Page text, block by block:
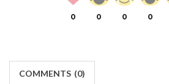
0 0 0 0
COMMENTS (0)